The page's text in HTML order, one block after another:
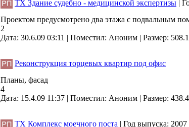
ТХ Здание судебно - медицинской экспертизы |
Проектом предусмотрено два этажа с подвальным
2
Дата: 30.6.09 03:11 | Поместил: Аноним | Размер:
Реконструкция торцевых квартир под офис
Планы, фасад
4
Дата: 15.4.09 11:37 | Поместил: Аноним | Размер:
ТХ Комплекс моечного поста | Год выпуска: 2007